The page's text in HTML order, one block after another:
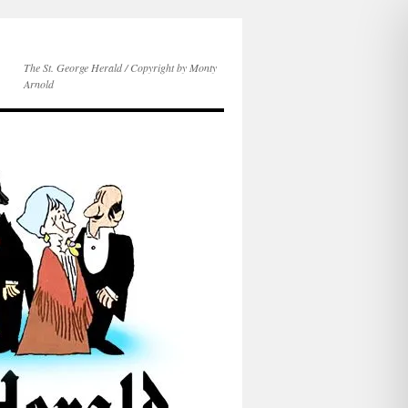
The St. George Herald / Copyright by Monty
Arnold